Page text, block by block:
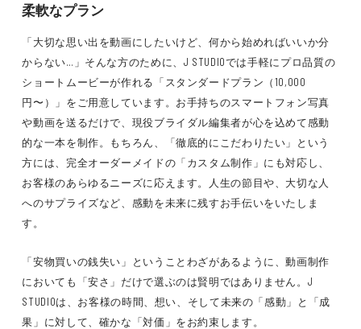
柔軟なプラン
「大切な思い出を動画にしたいけど、何から始めればいいか分
からない…」そんな方のために、J STUDIOでは手軽にプロ品質の
ショートムービーが作れる「スタンダードプラン（10,000
円〜）」をご用意しています。お手持ちのスマートフォン写真
や動画を送るだけで、現役ブライダル編集者が心を込めて感動
的な一本を制作。もちろん、「徹底的にこだわりたい」という
方には、完全オーダーメイドの「カスタム制作」にも対応し、
お客様のあらゆるニーズに応えます。人生の節目や、大切な人
へのサプライズなど、感動を未来に残すお手伝いをいたしま
す。
「安物買いの銭失い」ということわざがあるように、動画制作
においても「安さ」だけで選ぶのは賢明ではありません。J
STUDIOは、お客様の時間、想い、そして未来の「感動」と「成
果」に対して、確かな「対価」をお約束します。